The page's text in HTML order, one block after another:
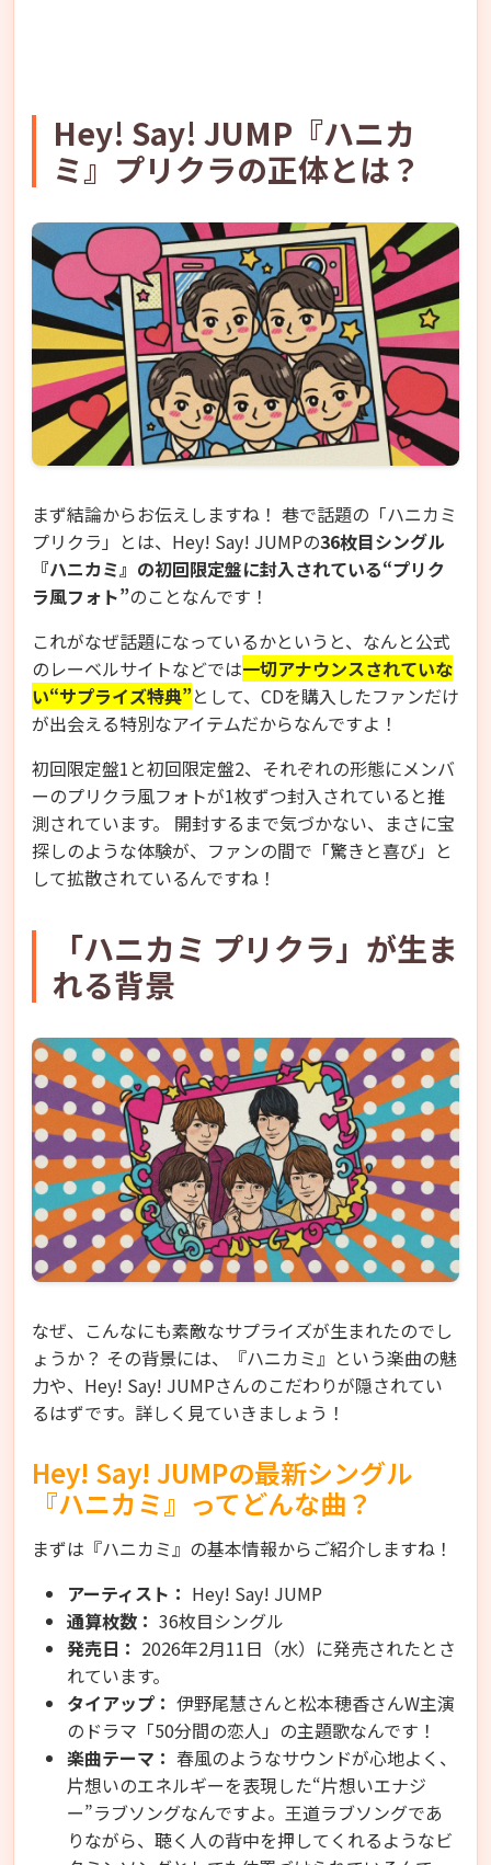
Hey! Say! JUMP『ハニカ
ミ』プリクラの正体とは？
まず結論からお伝えしますね！ 巷で話題の「ハニカミ
プリクラ」とは、Hey! Say! JUMPの36枚目シングル
『ハニカミ』の初回限定盤に封入されている“プリク
ラ風フォト”のことなんです！
これがなぜ話題になっているかというと、なんと公式
のレーベルサイトなどでは一切アナウンスされていな
い“サプライズ特典”として、CDを購入したファンだけ
が出会える特別なアイテムだからなんですよ！
初回限定盤1と初回限定盤2、それぞれの形態にメンバ
ーのプリクラ風フォトが1枚ずつ封入されていると推
測されています。 開封するまで気づかない、まさに宝
探しのような体験が、ファンの間で「驚きと喜び」と
して拡散されているんですね！
「ハニカミ プリクラ」が生ま
れる背景
なぜ、こんなにも素敵なサプライズが生まれたのでし
ょうか？ その背景には、『ハニカミ』という楽曲の魅
力や、Hey! Say! JUMPさんのこだわりが隠されてい
るはずです。詳しく見ていきましょう！
Hey! Say! JUMPの最新シングル
『ハニカミ』ってどんな曲？
まずは『ハニカミ』の基本情報からご紹介しますね！
アーティスト： Hey! Say! JUMP
通算枚数： 36枚目シングル
発売日： 2026年2月11日（水）に発売されたとさ
れています。
タイアップ： 伊野尾慧さんと松本穂香さんW主演
のドラマ「50分間の恋人」の主題歌なんです！
楽曲テーマ： 春風のようなサウンドが心地よく、
片想いのエネルギーを表現した“片想いエナジ
ー”ラブソングなんですよ。王道ラブソングであ
りながら、聴く人の背中を押してくれるようなビ